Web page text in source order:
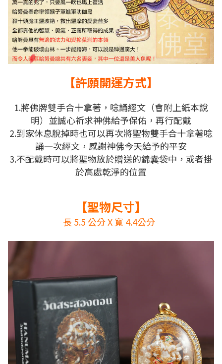
【許願開運方式】
1.將佛牌雙手合十拿著，唸誦經文（會附上紙本說
明）並誠心祈求神佛給予保佑，再行配戴
2.到家休息脫掉時也可以再次將聖物雙手合十拿著唸
誦一次經文，感謝神佛今天給予的平安
3.不配戴時可以將聖物放於贈送的錦囊袋中，或者掛
於高處乾淨的位置
【聖物尺寸】
長 5.5 公分 X 寬 4.4公分